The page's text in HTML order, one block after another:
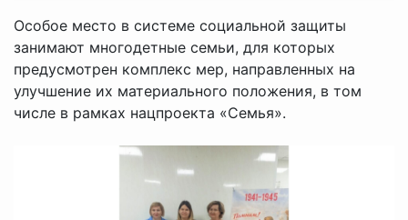
Особое место в системе социальной защиты
занимают многодетные семьи, для которых
предусмотрен комплекс мер, направленных на
улучшение их материального положения, в том
числе в рамках нацпроекта «Семья».